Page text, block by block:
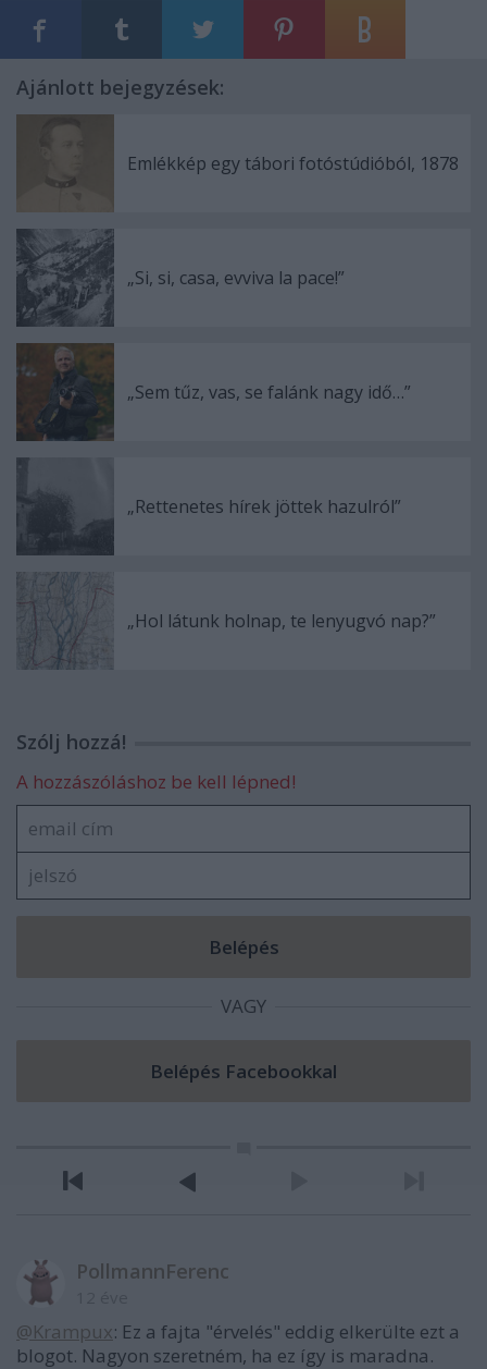
Ajánlott bejegyzések:
Emlékkép egy tábori fotóstúdióból, 1878
„Si, si, casa, evviva la pace!”
„Sem tűz, vas, se falánk nagy idő…”
„Rettenetes hírek jöttek hazulról”
„Hol látunk holnap, te lenyugvó nap?”
Szólj hozzá!
A hozzászóláshoz be kell lépned!
VAGY
PollmannFerenc
@Krampux: Ez a fajta "érvelés" eddig elkerülte ezt a
blogot. Nagyon szeretném, ha ez így is maradna.